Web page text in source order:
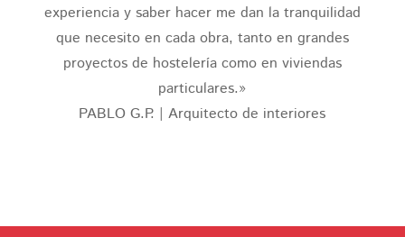
experiencia y saber hacer me dan la tranquilidad
que necesito en cada obra, tanto en grandes
proyectos de hostelería como en viviendas
particulares.»
PABLO G.P. | Arquitecto de interiores